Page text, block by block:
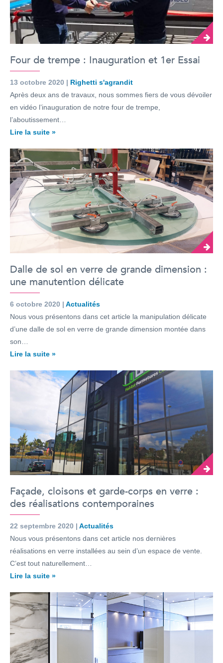
Four de trempe : Inauguration et 1er Essai
13 octobre 2020 | Righetti s'agrandit
Après deux ans de travaux, nous sommes fiers de vous dévoiler
en vidéo l’inauguration de notre four de trempe,
l’aboutissement…
Lire la suite »
Dalle de sol en verre de grande dimension :
une manutention délicate
6 octobre 2020 | Actualités
Nous vous présentons dans cet article la manipulation délicate
d’une dalle de sol en verre de grande dimension montée dans
son…
Lire la suite »
Façade, cloisons et garde-corps en verre :
des réalisations contemporaines
22 septembre 2020 | Actualités
Nous vous présentons dans cet article nos dernières
réalisations en verre installées au sein d’un espace de vente.
C’est tout naturellement…
Lire la suite »